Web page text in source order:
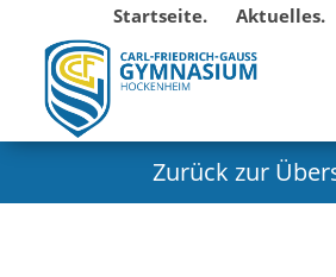
Startseite. Aktuelles.
Zurück zur